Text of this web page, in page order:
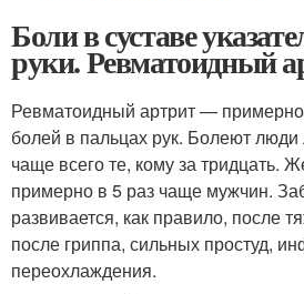
Боли в суставе
руки. Ревматоидный
Ревматоидный артрит — примерно
болей в пальцах рук. Болеют люди
чаще всего те, кому за тридцать.
примерно в 5 раз чаще мужчин.
развивается, как правило, после
после гриппа, сильных простуд,
переохлаждения.